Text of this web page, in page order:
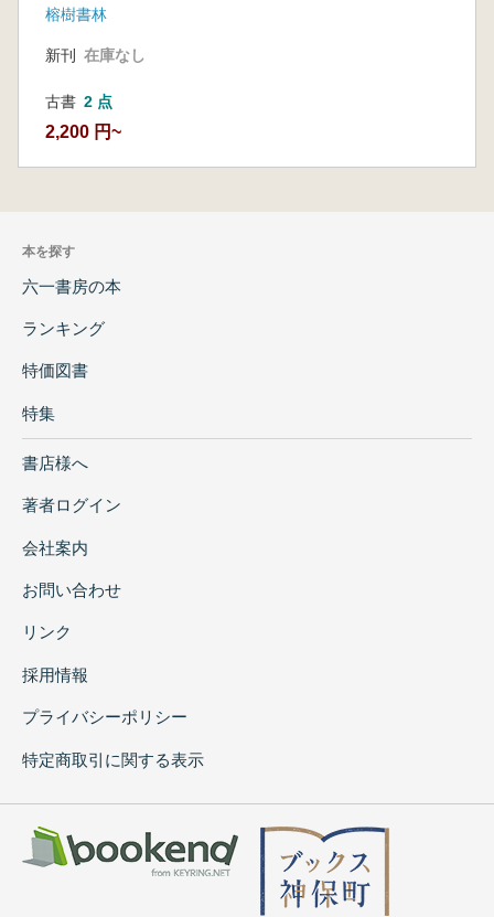
榕樹書林
新刊 在庫なし
古書 2 点
2,200 円~
本を探す
六一書房の本
ランキング
特価図書
特集
書店様へ
著者ログイン
会社案内
お問い合わせ
リンク
採用情報
プライバシーポリシー
特定商取引に関する表示